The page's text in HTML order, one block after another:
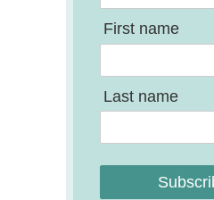
First name
Last name